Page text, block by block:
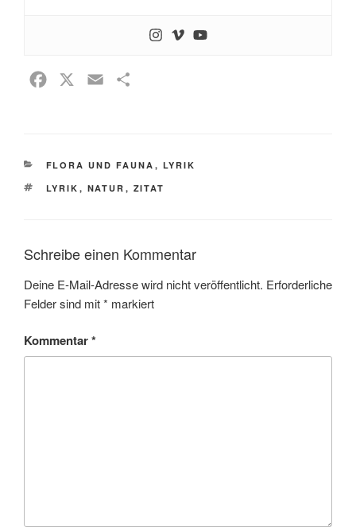
b
o
l
e
n
KATEGORIEN
FLORA UND FAUNA , LYRIK
SCHLAGWÖRTER
LYRIK , NATUR , ZITAT
Schreibe einen Kommentar
Deine E-Mail-Adresse wird nicht veröffentlicht. Erforderliche
Felder sind mit* markiert
Kommentar*